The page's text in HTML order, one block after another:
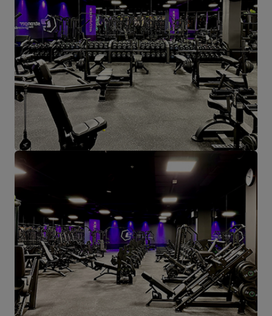
mit unseren Kunden gesteuert. Von hier aus werden auch unsere
Produkte für einzelne Empfänger und Partnergeschäfte geschickt.
Das Herz unseres Unternehmens liegt in Starachowice und das ist
die Ortschaft, wo alles anfängt.